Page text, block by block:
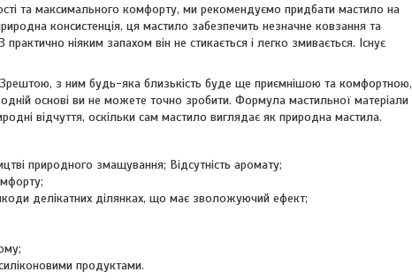
та максимального комфорту, ми рекомендуємо придбати мастило на
консистенція, ця мастило забезпечить незначне ковзання та
ніяким запахом він не стикається і легко змивається. Існує
з ним будь-яка близькість буде ще приємнішою та комфортною,
основі ви не можете точно зробити. Формула мастильної матеріали
відчуття, оскільки сам мастило виглядає як природна мастила.
природного змащування; Відсутність аромату;
делікатних ділянках, що має зволожуючий ефект;
продуктами.